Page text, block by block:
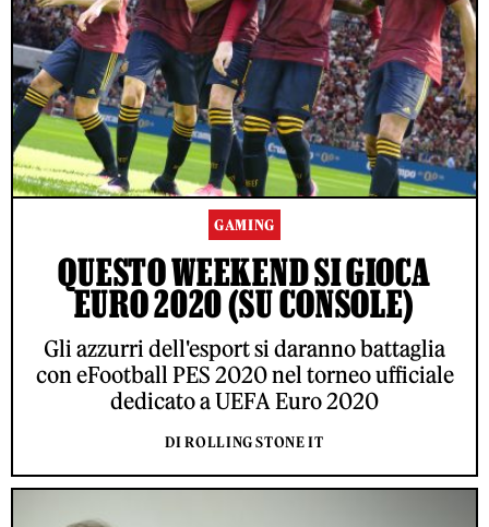
GAMING
QUESTO WEEKEND SI GIOCA
EURO 2020 (SU CONSOLE)
Gli azzurri dell'esport si daranno battaglia
con eFootball PES 2020 nel torneo ufficiale
dedicato a UEFA Euro 2020
DI ROLLING STONE IT